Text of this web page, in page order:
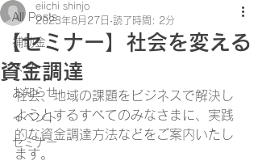
All Posts
補助金
スクール
お知らせ
イベント
セミナー
【セミナー】社会を変える
資金調達
eiichi shinjo
2023年8月27日 読了時間: 2分
社会、地域の課題をビジネスで解決し
ようとするすべてのみなさまに、実践
的な資金調達方法などをご案内いたし
ます。